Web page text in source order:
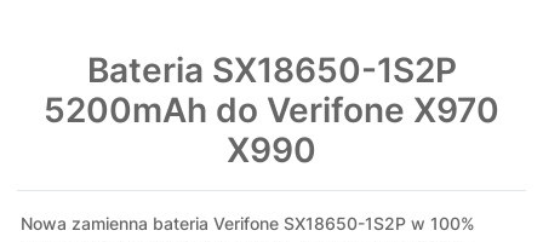
Bateria SX18650-1S2P
5200mAh do Verifone X970
X990
Nowa zamienna bateria Verifone SX18650-1S2P w 100%